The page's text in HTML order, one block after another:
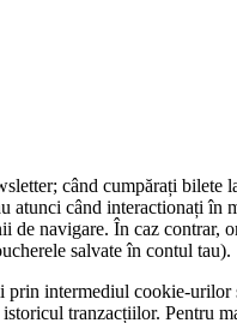
când cumpărați
când interactionați
navigare. În caz contrar,
salvate în contul tau).
intermediul cookie-
tranzacțiilor.